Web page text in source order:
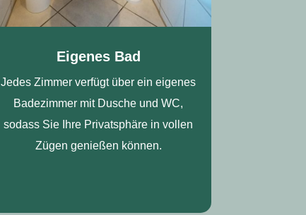
Eigenes Bad
Jedes Zimmer verfügt über ein eigenes
Badezimmer mit Dusche und WC,
sodass Sie Ihre Privatsphäre in vollen
Zügen genießen können.